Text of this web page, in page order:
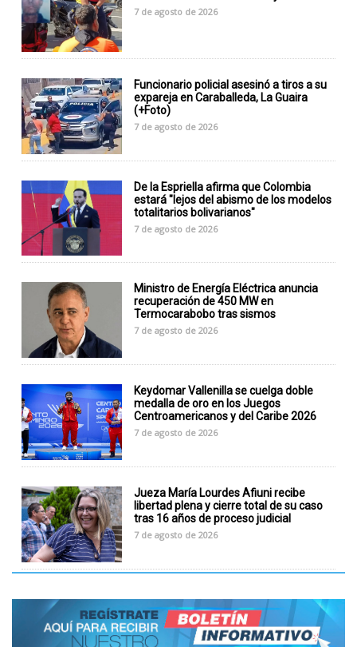
7 de agosto de 2026
Funcionario policial asesinó a tiros a su
expareja en Caraballeda, La Guaira
(+Foto)
7 de agosto de 2026
De la Espriella afirma que Colombia
estará "lejos del abismo de los modelos
totalitarios bolivarianos"
7 de agosto de 2026
Ministro de Energía Eléctrica anuncia
recuperación de 450 MW en
Termocarabobo tras sismos
7 de agosto de 2026
Keydomar Vallenilla se cuelga doble
medalla de oro en los Juegos
Centroamericanos y del Caribe 2026
7 de agosto de 2026
Jueza María Lourdes Afiuni recibe
libertad plena y cierre total de su caso
tras 16 años de proceso judicial
7 de agosto de 2026